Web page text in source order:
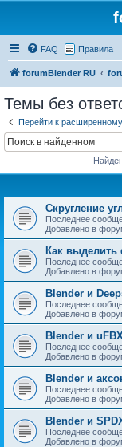
FAQ Правила
forumBlender RU
Темы без
Перейти к
Скругление
Последнее
Добавлено в
Как выделить
Последнее
Добавлено в
Blender и
Последнее
Добавлено в
Blender и uFBX
Последнее
Добавлено в
Blender и
Последнее
Добавлено в
Blender и
Последнее
Добавлено в